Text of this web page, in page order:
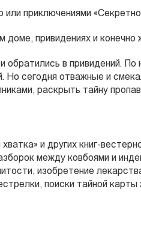
приключениями
привидениях и конечно
в привидений. По
Но сегодня отважные и
раскрыть тайну
и других книг-
между ковбоями и
изобретение
поиски тайной